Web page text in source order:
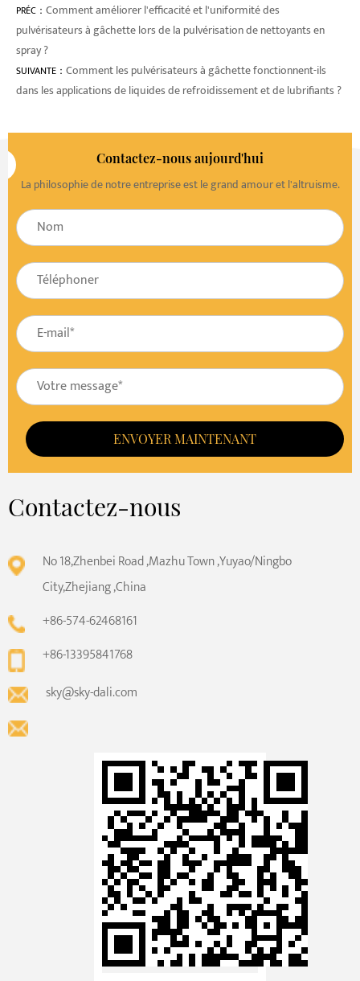
PRÉC： Comment améliorer l'efficacité et l'uniformité des
pulvérisateurs à gâchette lors de la pulvérisation de nettoyants en
spray ?
SUIVANTE： Comment les pulvérisateurs à gâchette fonctionnent-ils
dans les applications de liquides de refroidissement et de lubrifiants ?
Contactez-nous aujourd'hui
La philosophie de notre entreprise est le grand amour et l'altruisme.
ENVOYER MAINTENANT
Contactez-nous
No 18,Zhenbei Road ,Mazhu Town ,Yuyao/Ningbo
City,Zhejiang ,China
+86-574-62468161
+86-13395841768
sky@sky-dali.com